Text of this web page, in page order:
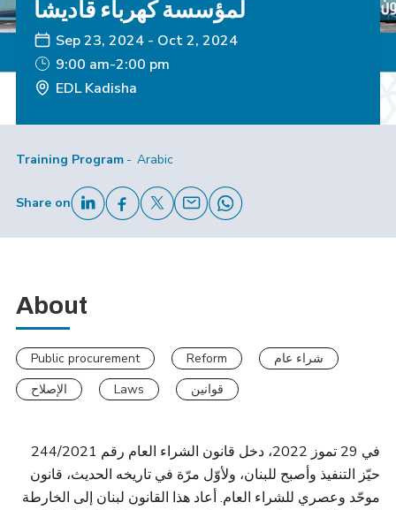
لمؤسسة كهرباء قاديشا
Sep 23, 2024 - Oct 2, 2024
9:00 am-2:00 pm
EDL Kadisha
Training Program Arabic
Share on
About
Public procurement Reform
شراء عام
الإصلاح
Laws قوانين
في 29 تموز 2022، دخل قانون الشراء العام رقم 244/2021
حيّز التنفيذ وأصبح للبنان، ولأوّل مرّة في تاريخه الحديث، قانون
موحّد وعصري للشراء العام. أعاد هذا القانون لبنان إلى الخارطة